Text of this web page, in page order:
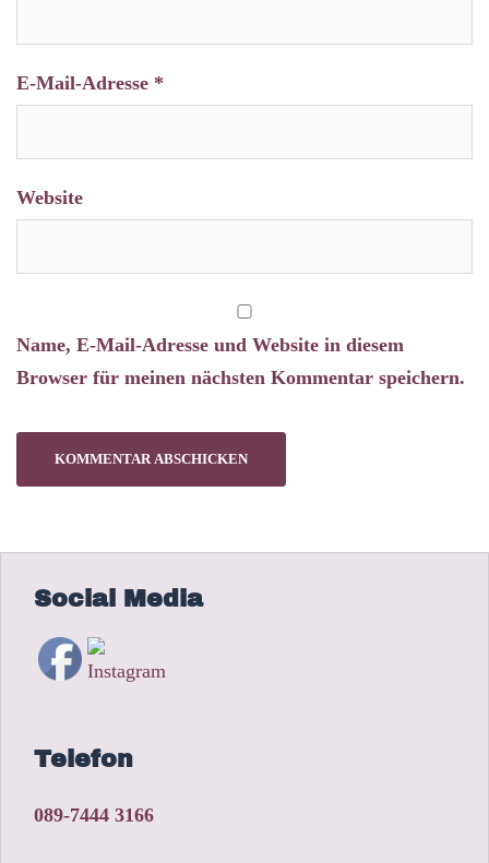
E-Mail-Adresse *
Website
Name, E-Mail-Adresse und Website in diesem
Browser für meinen nächsten Kommentar speichern.
Social Media
Telefon
089-7444 3166